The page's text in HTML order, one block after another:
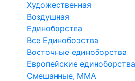
Художественная
Воздушная
Единоборства
Все Единоборства
Восточные единоборства
Европейские единоборства
Смешанные, ММА